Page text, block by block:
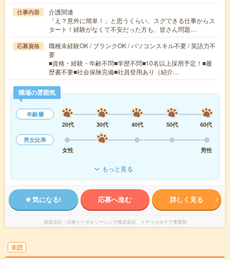
仕事内容
介護関連
「え？意外に簡単！」と思うくらい、スグできる仕事からス
タート！経験がなくて不安だった方も、皆さん問題…
応募資格
職種未経験OK / ブランクOK / パソコンスキル不要 / 英語力不
要
■資格・経験・年齢不問■学歴不問■10名以上採用予定！■履
歴書不要■社会保険完備■社員登用あり（紹介…
職場の雰囲気
年齢層
20代
30代 40代 50代
60代
男女比率
女性
男性
もっと見る
気になる! 応募へ進む 詳しく見る
派遣会社 日研トータルソーシング株式会社 メディカルケア事業部
未読